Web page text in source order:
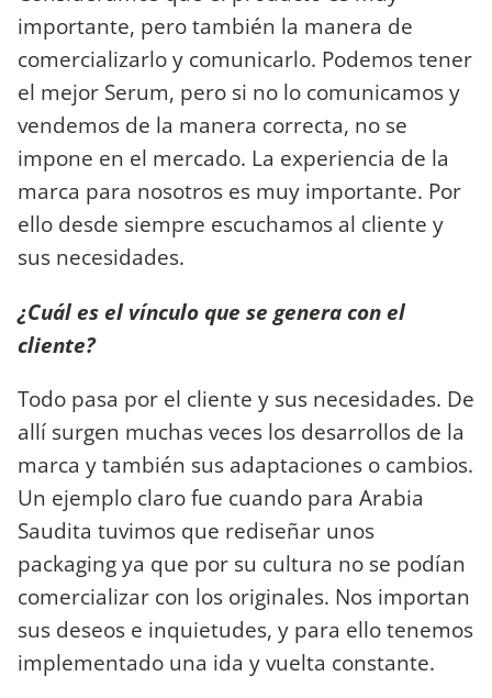
importante, pero también la manera de
comercializarlo y comunicarlo. Podemos tener
el mejor Serum, pero si no lo comunicamos y
vendemos de la manera correcta, no se
impone en el mercado. La experiencia de la
marca para nosotros es muy importante. Por
ello desde siempre escuchamos al cliente y
sus necesidades.
¿Cuál es el vínculo que se genera con el
cliente?
Todo pasa por el cliente y sus necesidades. De
allí surgen muchas veces los desarrollos de la
marca y también sus adaptaciones o cambios.
Un ejemplo claro fue cuando para Arabia
Saudita tuvimos que rediseñar unos
packaging ya que por su cultura no se podían
comercializar con los originales. Nos importan
sus deseos e inquietudes, y para ello tenemos
implementado una ida y vuelta constante.